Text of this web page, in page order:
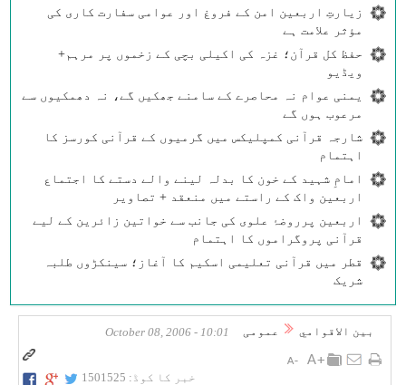
زیارتِ اربعین امن کے فروغ اور عوامی سفارت کاری کی
مؤثر علامت ہے
حفظ کل قرآن؛ غزہ کی اکیلی بچی کے زخموں پر مرہم+
ویڈیو
یمنی عوام نہ محاصرے کے سامنے جھکیں گے، نہ دھمکیوں سے
مرعوب ہوں گے
شارجہ قرآنی کمپلیکس میں گرمیوں کے قرآنی کورسز کا
اہتمام
امامِ شہید کے خون کا بدلہ لینے والے دستے کا اجتماع
اربعین واک کے راستے میں منعقد + تصاویر
اربعین پرروضۂ علوی کی جانب سے خواتین زائرین کے لیے
قرآنی پروگراموں کا اہتمام
قطر میں قرآنی تعلیمی اسکیم کا آغاز؛ سینکڑوں طلبہ
شریک
بين الاقوامي عمومی 10:01 - October 08, 2006
خبر کا کوڈ: 1501525